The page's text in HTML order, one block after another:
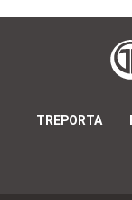
TREPORTA